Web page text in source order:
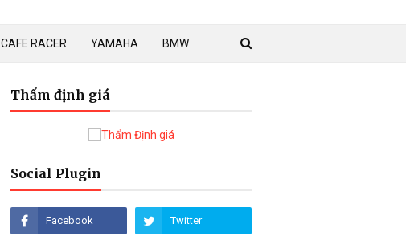
CAFE RACER YAMAHA BMW
Thẩm định giá
Social Plugin